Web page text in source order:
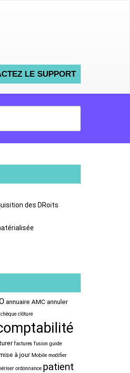
LE SUPPORT
des DRoits
annuaire AMC annuler
chèque clôture
factures fusion guide
à jour Mobile modifier
ordonnance patient